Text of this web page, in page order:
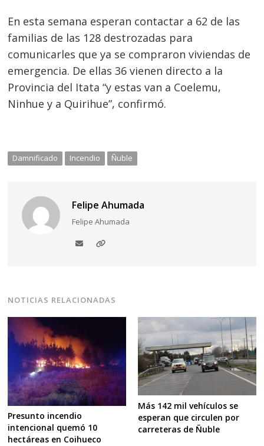
En esta semana esperan contactar a 62 de las
familias de las 128 destrozadas para
comunicarles que ya se compraron viviendas de
emergencia. De ellas 36 vienen directo a la
Provincia del Itata “y estas van a Coelemu,
Ninhue y a Quirihue”, confirmó.
Damnificado Incendio Ñuble
Felipe Ahumada
Felipe Ahumada
NOTICIAS RELACIONADAS
Presunto incendio
intencional quemó 10
hectáreas en Coihueco
Más 142 mil vehículos se
esperan que circulen por
carreteras de Ñuble